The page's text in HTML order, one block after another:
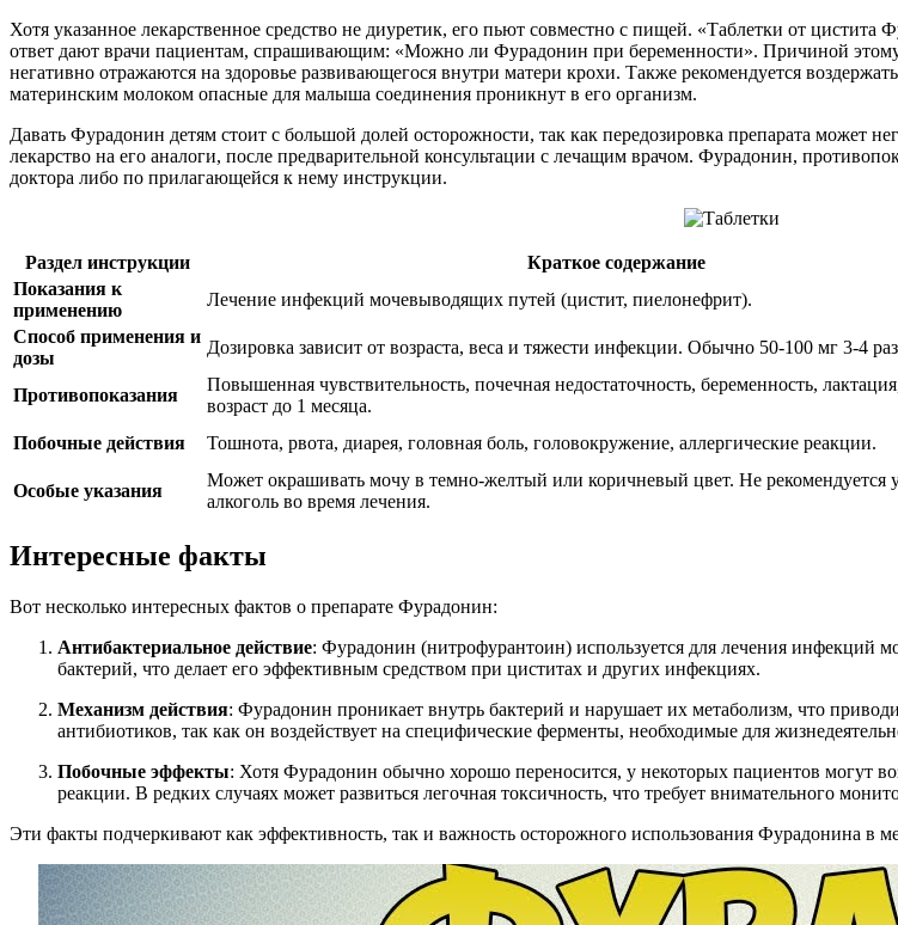
Хотя указанное лекарственное средство не диуретик, его пьют совместно с пищей. «Таблетки от
ответ дают врачи пациентам, спрашивающим: «Можно ли Фурадонин при беременности». Причиной
негативно отражаются на здоровье развивающегося внутри матери крохи. Также рекомендуется
материнским молоком опасные для малыша соединения проникнут в его организм.
Давать Фурадонин детям стоит с большой долей осторожности, так как передозировка препарата может
лекарство на его аналоги, после предварительной консультации с лечащим врачом. Фурадонин,
доктора либо по прилагающейся к нему инструкции.
Раздел инструкции Краткое содержание
Показания к
применению
Лечение инфекций мочевыводящих путей (цистит, пиелонефрит).
Способ применения и
дозы
Дозировка зависит от возраста, веса и тяжести инфекции. Обычно 50-100 мг 3-4
Противопоказания
Повышенная чувствительность, почечная недостаточность, беременность,
возраст до 1 месяца.
Побочные действия Тошнота, рвота, диарея, головная боль, головокружение, аллергические реакции.
Особые указания
Может окрашивать мочу в темно-желтый или коричневый цвет. Не рекомендуется
алкоголь во время лечения.
Интересные факты
Вот несколько интересных фактов о препарате Фурадонин:
Антибактериальное действие: Фурадонин (нитрофурантоин) используется для лечения инфекций
бактерий, что делает его эффективным средством при циститах и других инфекциях.
Механизм действия: Фурадонин проникает внутрь бактерий и нарушает их метаболизм, что
антибиотиков, так как он воздействует на специфические ферменты, необходимые для
Побочные эффекты: Хотя Фурадонин обычно хорошо переносится, у некоторых пациентов могут
реакции. В редких случаях может развиться легочная токсичность, что требует внимательного
Эти факты подчеркивают как эффективность, так и важность осторожного использования Фурадонина в